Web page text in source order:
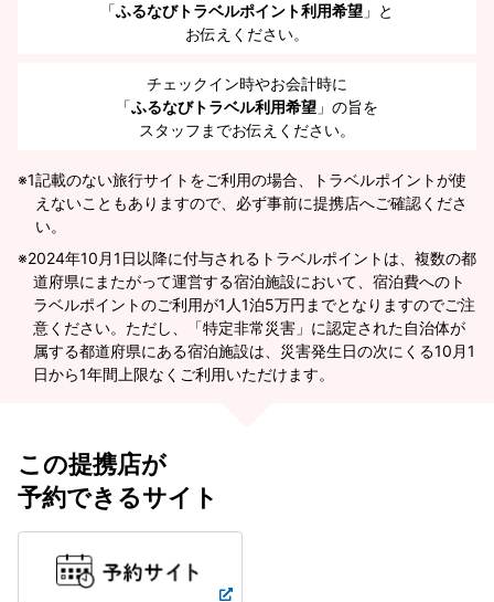
「ふるなびトラベルポイント利用希望 」と
お伝えください。
チェックイン時やお会計時に
「ふるなびトラベル利用希望 」の旨を
スタッフまでお伝えください。
※1記載のない旅行サイトをご利用の場合、トラベルポイントが使
えないこともありますので、必ず事前に提携店へご確認くださ
い。
2024年10月1日以降に付与されるトラベルポイントは、複数の都
道府県にまたがって運営する宿泊施設において、宿泊費へのト
ラベルポイントのご利用が1人1泊5万円までとなりますのでご注
意ください。ただし、「特定非常災害」に認定された自治体が
属する都道府県にある宿泊施設は、災害発生日の次にくる10月1
日から1年間上限なくご利用いただけます。
この提携店が
予約できるサイト